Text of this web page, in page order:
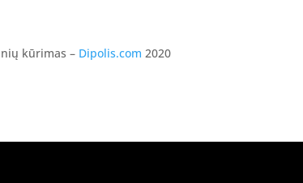
kūrimas – Dipolis.com 2020